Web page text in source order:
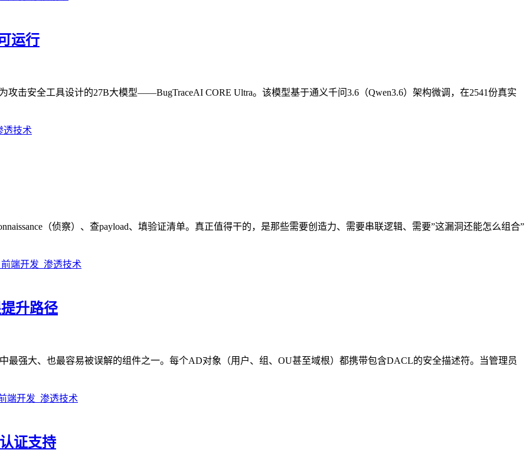
运行
攻击安全工具设计的27B大模型——BugTraceAI CORE Ultra。该模型基于通义千问3.6（Qwen3.6）架构微调，在2541份真实
（侦察）、查payload、填验证清单。真正值得干的，是那些需要创造力、需要串联逻辑、需要”这漏洞还能怎么组合”
升路径
最强大、也最容易被误解的组件之一。每个AD对象（用户、组、OU甚至域根）都携带包含DACL的安全描述符。当管理员
证支持